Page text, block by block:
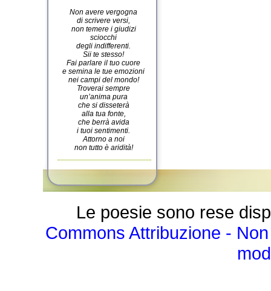
Non avere vergogna
di scrivere versi,
non temere i giudizi
sciocchi
degli indifferenti.
Sii te stesso!
Fai parlare il tuo cuore
e semina le tue emozioni
nei campi del mondo!
Troverai sempre
un’anima pura
che si disseterà
alla tua fonte,
che berrà avida
i tuoi sentimenti.
Attorno a noi
non tutto è aridità!
Le poesie sono rese
Commons Attribuzione -